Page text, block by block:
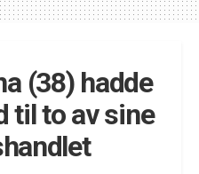
(38) hadde
til to av sine